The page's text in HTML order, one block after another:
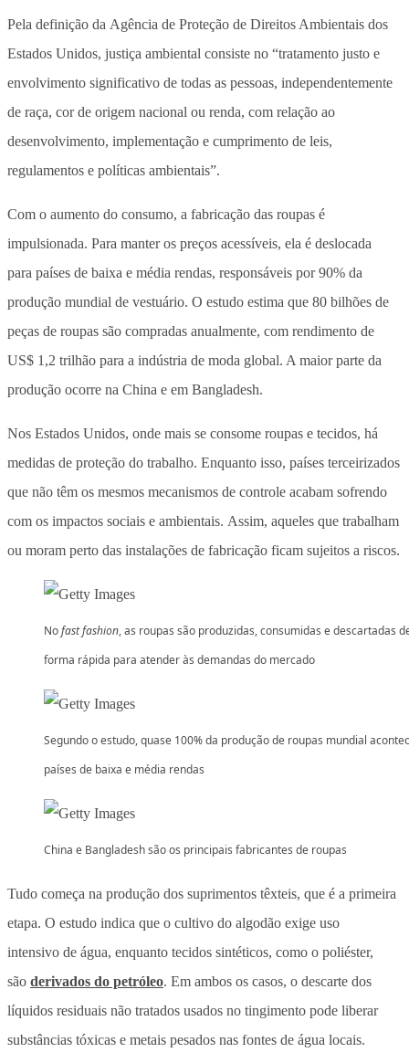
Pela definição da Agência de Proteção de Direitos Ambientais dos
Estados Unidos, justiça ambiental consiste no “tratamento justo e
envolvimento significativo de todas as pessoas, independentemente
de raça, cor de origem nacional ou renda, com relação ao
desenvolvimento, implementação e cumprimento de leis,
regulamentos e políticas ambientais”.
Com o aumento do consumo, a fabricação das roupas é
impulsionada. Para manter os preços acessíveis, ela é deslocada
para países de baixa e média rendas, responsáveis por 90% da
produção mundial de vestuário. O estudo estima que 80 bilhões de
peças de roupas são compradas anualmente, com rendimento de
US$ 1,2 trilhão para a indústria de moda global. A maior parte da
produção ocorre na China e em Bangladesh.
Nos Estados Unidos, onde mais se consome roupas e tecidos, há
medidas de proteção do trabalho. Enquanto isso, países terceirizados
que não têm os mesmos mecanismos de controle acabam sofrendo
com os impactos sociais e ambientais. Assim, aqueles que trabalham
ou moram perto das instalações de fabricação ficam sujeitos a riscos.
Nofast fashion, as roupas são produzidas, consumidas e descartadas
forma rápida para atender às demandas do mercado
Segundo o estudo, quase 100% da produção de roupas mundial
países de baixa e média rendas
China e Bangladesh são os principais fabricantes de roupas
Tudo começa na produção dos suprimentos têxteis, que é a primeira
etapa. O estudo indica que o cultivo do algodão exige uso
intensivo de água, enquanto tecidos sintéticos, como o poliéster,
são derivados do petróleo. Em ambos os casos, o descarte dos
líquidos residuais não tratados usados no tingimento pode liberar
substâncias tóxicas e metais pesados nas fontes de água locais.